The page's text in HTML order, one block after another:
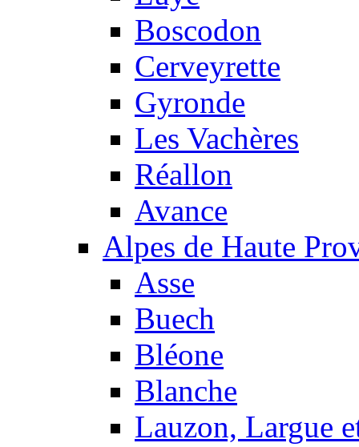
Boscodon
Cerveyrette
Gyronde
Les Vachères
Réallon
Avance
Alpes de Haute
Asse
Buech
Bléone
Blanche
Lauzon, Largue